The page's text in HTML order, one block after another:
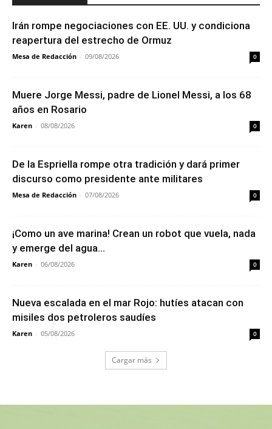
Irán rompe negociaciones con EE. UU. y condiciona
reapertura del estrecho de Ormuz
Mesa de Redacción - 09/08/2026 0
Muere Jorge Messi, padre de Lionel Messi, a los 68
años en Rosario
Karen - 08/08/2026 0
De la Espriella rompe otra tradición y dará primer
discurso como presidente ante militares
Mesa de Redacción - 07/08/2026 0
¡Como un ave marina! Crean un robot que vuela, nada
y emerge del agua...
Karen - 06/08/2026 0
Nueva escalada en el mar Rojo: hutíes atacan con
misiles dos petroleros saudíes
Karen - 05/08/2026 0
Cargar más